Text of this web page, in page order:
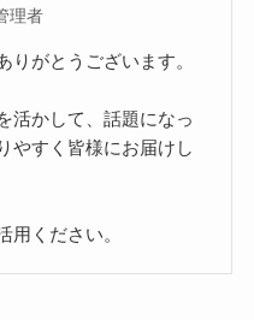
理者
りがとうございます。
活かして、話題になっ
やすく皆様にお届けし
用ください。